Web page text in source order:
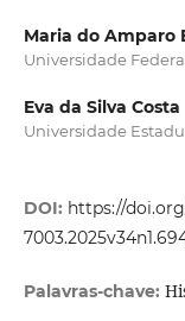
Maria do Amparo
Universidade
Eva da Silva Costa
Universidade
DOI: https://
Palavras-chave: